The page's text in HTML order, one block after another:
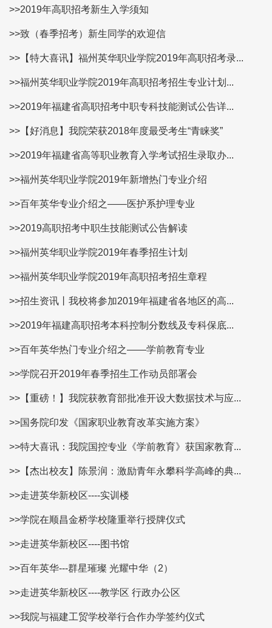
>>2019年高职招考新生入学须知
>>致（春季招考）新生同学的欢迎信
>>【特大喜讯】福州英华职业学院2019年高职招考录...
>>福州英华职业学院2019年高职招考招生专业计划...
>>2019年福建省高职招考中职专科技能测试公告详...
>>【好消息】我院荣获2018年度最受考生“青睐奖”
>>2019年福建省高等职业教育入学考试招生录取办...
>>福州英华职业学院2019年新增热门专业介绍
>>百年英华专业介绍之——医护系护理专业
>>2019高职招考中职生技能测试公告解读
>>福州英华职业学院2019年春季招生计划
>>福州英华职业学院2019年高职招考招生章程
>>招生资讯丨我校将参加2019年福建省各地区的高...
>>2019年福建高职招考本科控制分数线及专科保底...
>>百年英华热门专业介绍之——学前教育专业
>>学院召开2019年春季招生工作动员部署会
>>【重磅！】我院获教育部批准开设大数据技术与应...
>>国务院印发《国家职业教育改革实施方案》
>>特大喜讯：我院国控专业《学前教育》获国家教育...
>>【杰出校友】陈景润：激励青年永攀科学高峰的典...
>>走进英华新校区----实训楼
>>学院在顺昌金桥学校隆重举行授牌仪式
>>走进英华新校区----图书馆
>>百年英华---群星璀璨 光耀中华（2）
>>走进英华新校区----教学区 行政办公区
>>我院与福建工贸学校举行合作办学签约仪式